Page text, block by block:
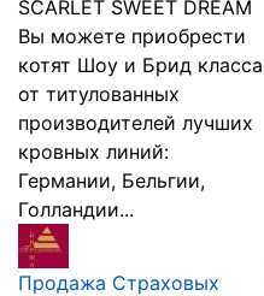
SCARLET SWEET DREAM
Вы можете приобрести
котят Шоу и Брид класса
от титулованных
производителей лучших
кровных линий:
Германии, Бельгии,
Голландии...
Продажа Страховых